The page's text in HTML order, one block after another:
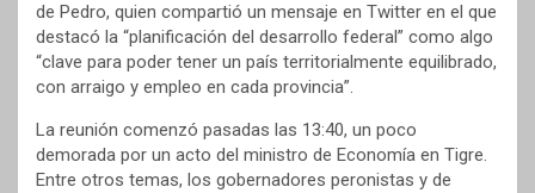
de Pedro, quien compartió un mensaje en Twitter en el que
destacó la “planificación del desarrollo federal” como algo
“clave para poder tener un país territorialmente equilibrado,
con arraigo y empleo en cada provincia”.
La reunión comenzó pasadas las 13:40, un poco
demorada por un acto del ministro de Economía en Tigre.
Entre otros temas, los gobernadores peronistas y de